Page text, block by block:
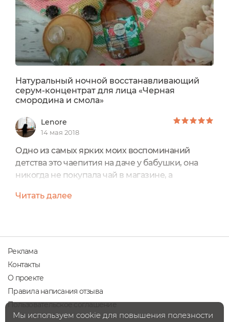
уходовых средств...
Натуральный ночной восстанавливающий
серум-концентрат для лица «Черная
смородина и смола»
Lenore
14 мая 2018
Одно из самых ярких моих воспоминаний
детства это чаепития на даче у бабушки, она
никогда не покупала чай в магазине, а
собственноручно, чаще всего это были
благодаря одной новинке от Ecocraft - на
туральному ночному восстанавливающему
серум-концентрату для лица «Черная
Читать далее
Реклама
Контакты
О проекте
Правила написания отзыва
Пользовательское соглашение
Мы используем cookie для повышения полезности